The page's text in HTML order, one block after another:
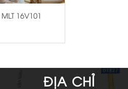
16V101
ĐỊA CHỈ